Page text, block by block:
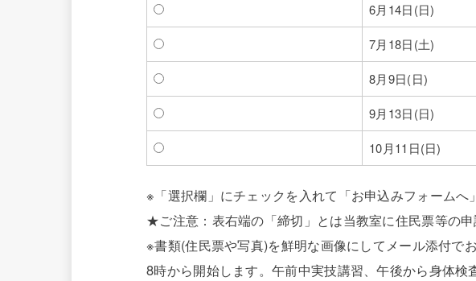
6月14日(日)
7月18日(土)
8月9日(日)
9月13日(日)
10月11日(日)
※「選択欄」にチェックを入れて「お申込みフォームへ
★ご注意：表右端の「締切」とは当教室に住民票等の申
※書類(住民票や写真)を鮮明な画像にしてメール添付で
8時から開始します。午前中実技講習、午後から身体検